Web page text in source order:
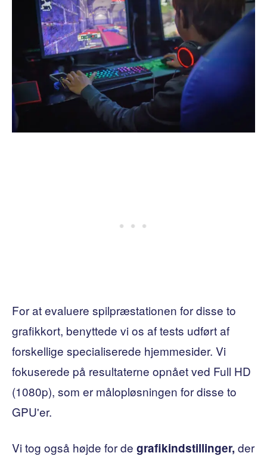
For at evaluere spilpræstationen for disse to
grafikkort, benyttede vi os af tests udført af
forskellige specialiserede hjemmesider. Vi
fokuserede på resultaterne opnået ved Full HD
(1080p), som er målopløsningen for disse to
GPU'er.
Vi tog også højde for de grafikindstillinger, der